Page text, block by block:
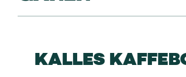
KALLES